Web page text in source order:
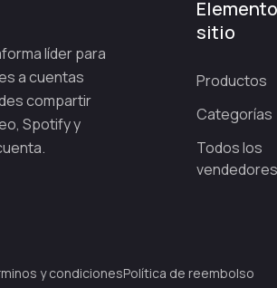
líder para
a cuentas
compartir
Spotify y
sitio
Productos
Categorías
Todos los
vendedores
y condicionesPolítica de reembolso